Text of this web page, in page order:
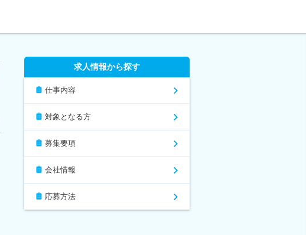
求人情報から探す
仕事内容
対象となる方
募集要項
会社情報
応募方法